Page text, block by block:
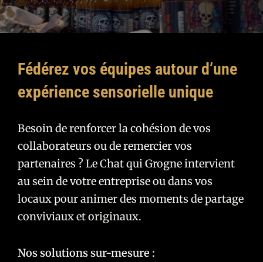
Fédérez vos équipes autour d’une
expérience sensorielle unique
Besoin de renforcer la cohésion de vos
collaborateurs ou de remercier vos
partenaires ? Le Chat qui Grogne intervient
au sein de votre entreprise ou dans vos
locaux pour animer des moments de partage
conviviaux et originaux.
Nos solutions sur-mesure :